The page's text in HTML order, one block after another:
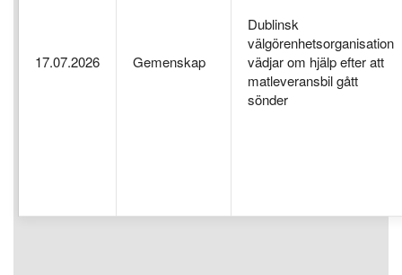
17.07.2026 Gemenskap
Dublinsk
välgörenhetsorganisation
vädjar om hjälp efter att
matleveransbil gått
sönder